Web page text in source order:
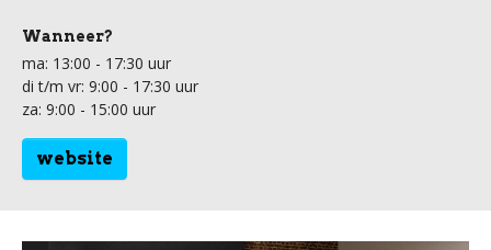
Wanneer?
ma: 13:00 - 17:30 uur
di t/m vr: 9:00 - 17:30 uur
za: 9:00 - 15:00 uur
website